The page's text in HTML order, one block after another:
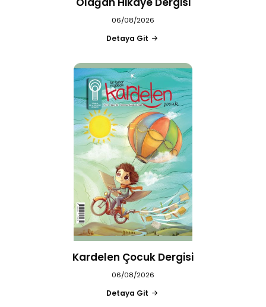
06/08/2026
Detaya Git
Kardelen Çocuk Dergisi
06/08/2026
Detaya Git